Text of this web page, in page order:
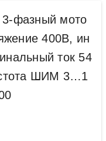
3-фазный мото
400В, ин
ток 54
ШИМ 3…1